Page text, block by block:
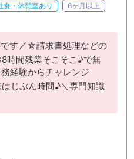
食・休憩室あり 6ヶ月以上
す／☆請求書処理などの
時間残業そこそこ♪で無
経験からチャレンジ
じぶん時間♪＼専門知識